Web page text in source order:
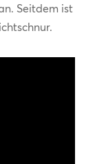
Seitdem ist